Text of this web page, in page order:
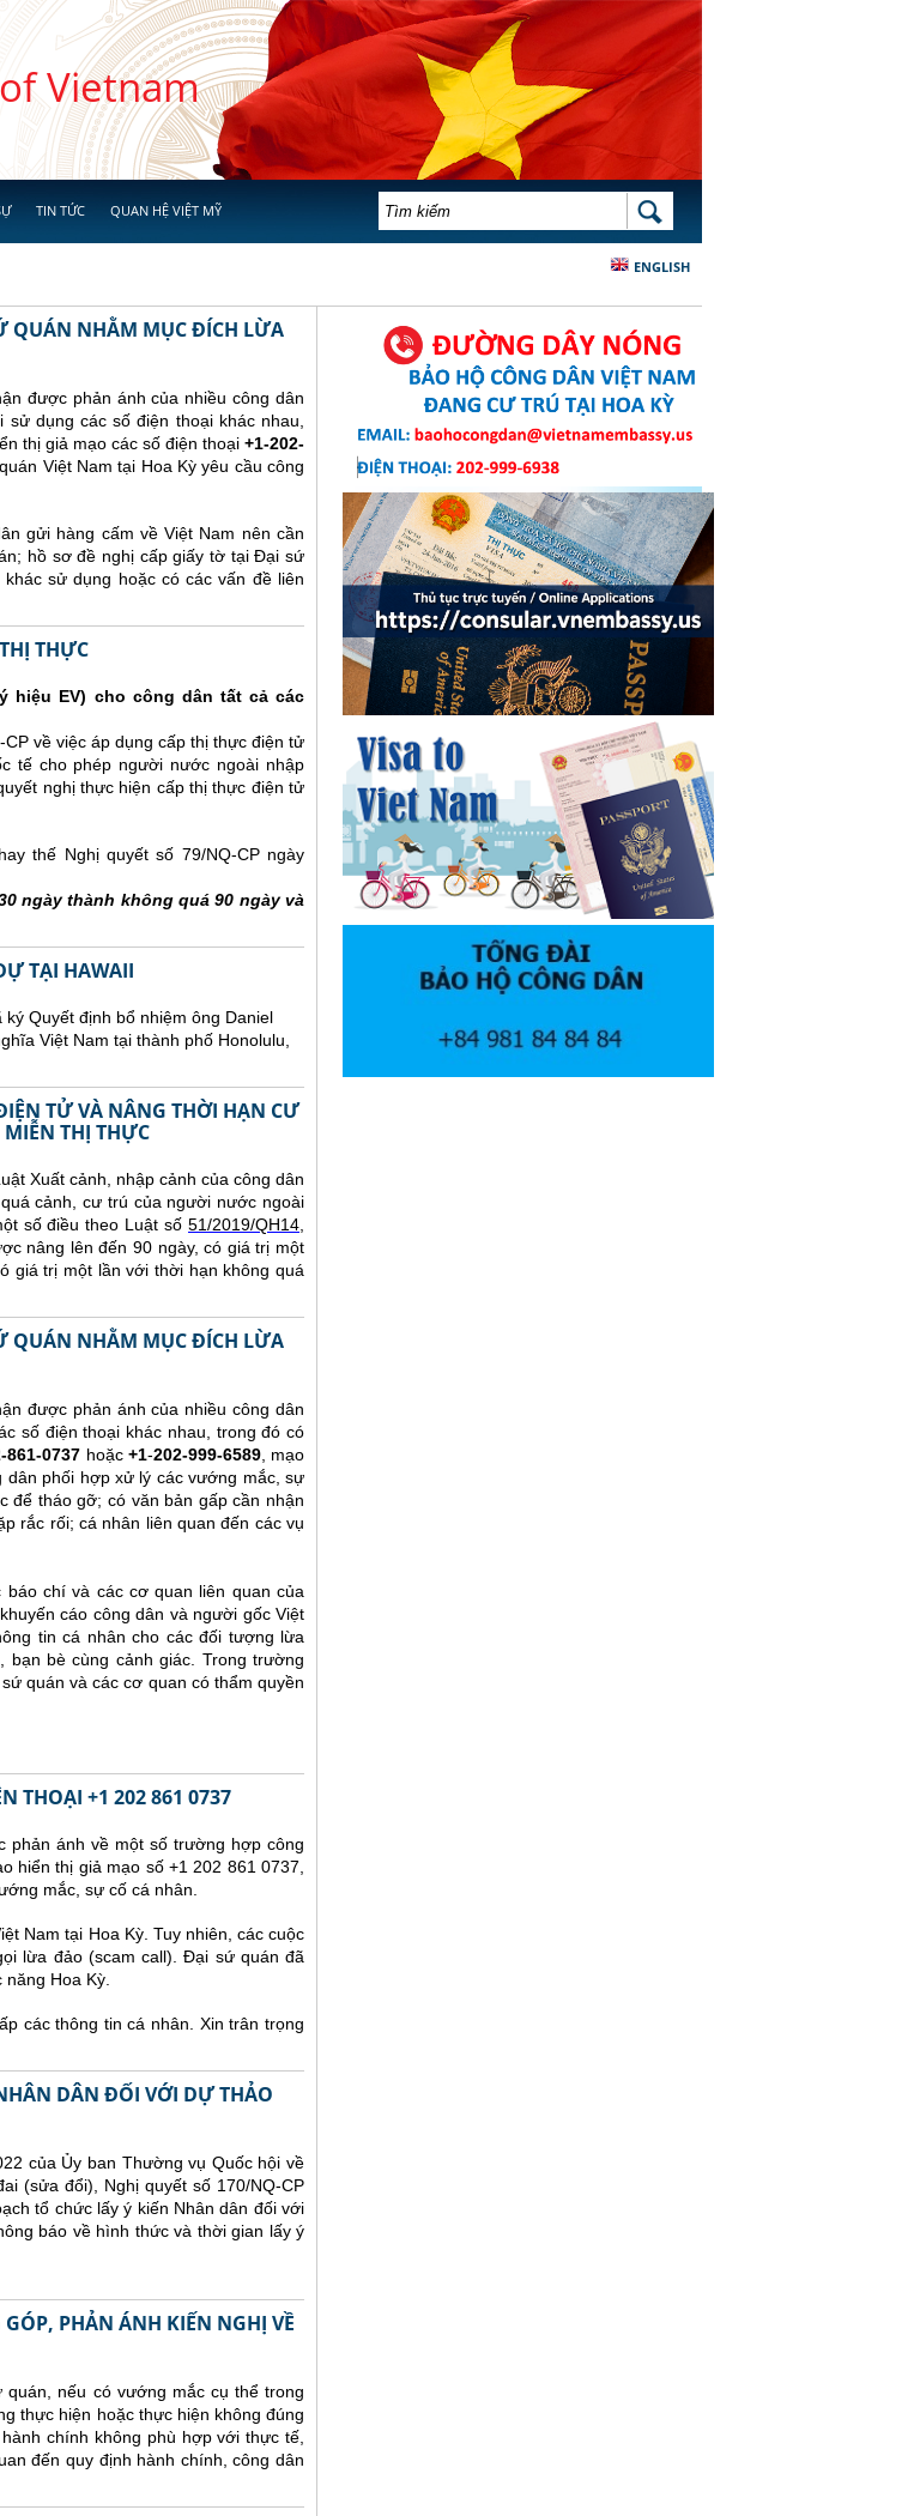
Vietnam
TIN TỨC QUAN HỆ VIỆT MỸ BIỂU MẪU TÌM KIẾM TÌM KIẾM
ENGLISH
QUÁN NHẰM MỤC ĐÍCH LỪA
được phản ánh của nhiều công dân
dụng các số điện thoại khác nhau,
thị giả mạo các số điện thoại +1-202-
Việt Nam tại Hoa Kỳ yêu cầu công
gửi hàng cấm về Việt Nam nên cần
hồ sơ đề nghị cấp giấy tờ tại Đại sứ
sử dụng hoặc có các vấn đề liên
THỰC
EV) cho công dân tất cả các
về việc áp dụng cấp thị thực điện tử
tế cho phép người nước ngoài nhập
nghị thực hiện cấp thị thực điện tử
thế Nghị quyết số 79/NQ-CP ngày
ngày thành không quá 90 ngày và
TẠI HAWAII
Quyết định bổ nhiệm ông Daniel
Việt Nam tại thành phố Honolulu,
TỬ VÀ NÂNG THỜI HẠN CƯ
THỊ THỰC
Xuất cảnh, nhập cảnh của công dân
cảnh, cư trú của người nước ngoài
số điều theo Luật số51/2019/QH14
nâng lên đến 90 ngày, có giá trị một
giá trị một lần với thời hạn không quá
QUÁN NHẰM MỤC ĐÍCH LỪA
được phản ánh của nhiều công dân
số điện thoại khác nhau, trong đó có
861-0737 hoặc +1-202-999-6589, mạo
dân phối hợp xử lý các vướng mắc, sự
để tháo gỡ; có văn bản gấp cần nhận
rắc rối; cá nhân liên quan đến các vụ
chí và các cơ quan liên quan của
cáo công dân và người gốc Việt
tin cá nhân cho các đối tượng lừa
bè cùng cảnh giác. Trong trường
quán và các cơ quan có thẩm quyền
THOẠI +1 202 861 0737
phản ánh về một số trường hợp công
hiển thị giả mạo số +1 202 861 0737,
mắc, sự cố cá nhân.
Nam tại Hoa Kỳ. Tuy nhiên, các cuộc
lừa đảo (scam call). Đại sứ quán đã
Hoa Kỳ.
các thông tin cá nhân. Xin trân trọng
DÂN ĐỐI VỚI DỰ THẢO
của Ủy ban Thường vụ Quốc hội về
(sửa đổi), Nghị quyết số 170/NQ-CP
tổ chức lấy ý kiến Nhân dân đối với
báo về hình thức và thời gian lấy ý
PHẢN ÁNH KIẾN NGHỊ VỀ
nếu có vướng mắc cụ thể trong
thực hiện hoặc thực hiện không đúng
chính không phù hợp với thực tế,
đến quy định hành chính, công dân